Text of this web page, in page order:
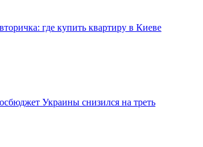
где купить квартиру в Киеве
Украины снизился на треть